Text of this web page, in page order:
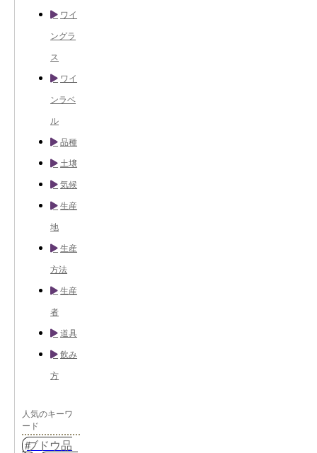
ワイ
ングラ
ス
ワイ
ンラベ
ル
品種
土壌
気候
生産
地
生産
方法
生産
者
道具
飲み
方
人気のキーワ
ード
ブドウ品